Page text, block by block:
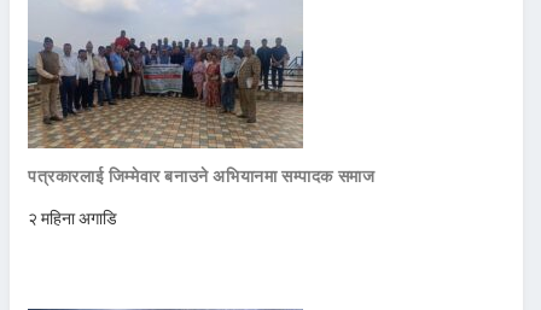
पत्रकारलाई जिम्मेवार बनाउने अभियानमा सम्पादक समाज
२ महिना अगाडि